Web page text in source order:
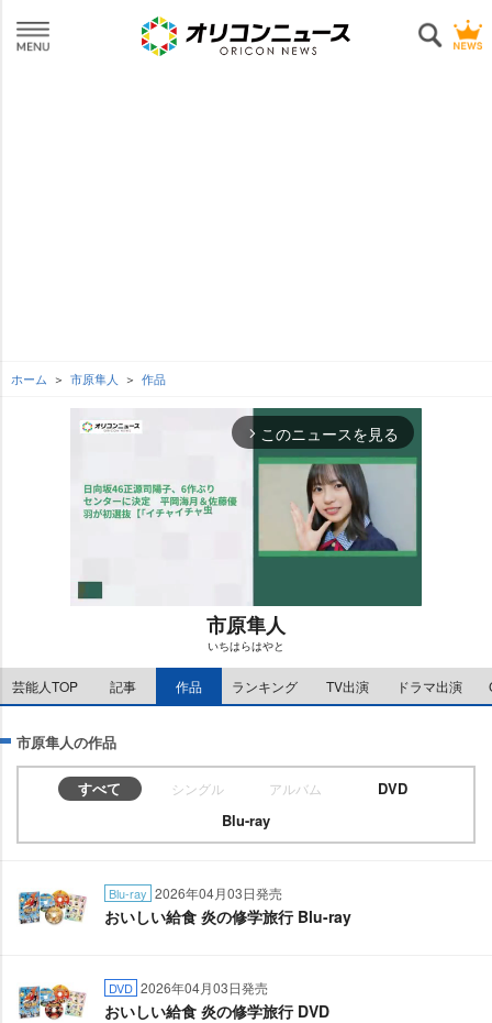
ホーム 市原隼人 作品
arrow_forward_ios このニュースを見る
M
u
t
市原隼人
いちはらはやと
芸能人TOP 記事 作品 ランキング TV出演 ドラマ出演
市原隼人の作品
すべて シングル アルバム
DVD
Blu-ray
Blu-ray 2026年04月03日発売
おいしい給食 炎の修学旅行 Blu-ray
DVD 2026年04月03日発売
おいしい給食 炎の修学旅行 DVD